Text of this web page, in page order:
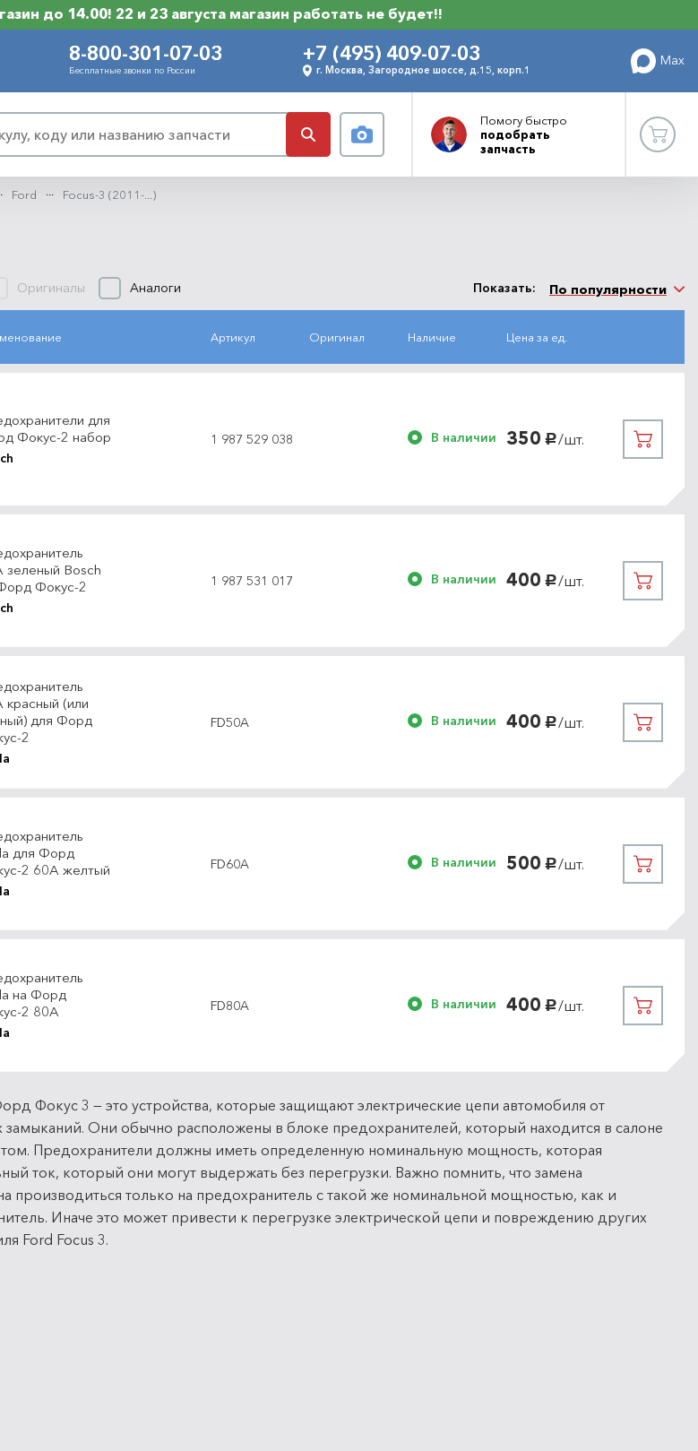
до 14.00! 22 и 23 августа магазин работать не будет!!
8-800-301-07-03
Бесплатные звонки по России
+7 (495) 409-07-03
г. Москва, Загородное шоссе, д.15, корп.1
Max
Помогу быстро
подобрать
запчасть
Ford Focus-3 (2011-...)
Оригиналы Аналоги Показать: По популярности
Артикул Оригинал Наличие Цена за ед.
для
Фокус-2 набор
1 987 529 038 В наличии 350 руб./шт.
зеленый Bosch
Фокус-2
1 987 531 017 В наличии 400 руб./шт.
красный (или
для Форд
2
FD50A В наличии 400 руб./шт.
для Форд
2 60А желтый
FD60A В наличии 500 руб./шт.
на Форд
2 80А
FD80A В наличии 400 руб./шт.
Фокус 3 — это устройства, которые защищают электрические цепи автомобиля от
замыканий. Они обычно расположены в блоке предохранителей, который находится в салоне
Предохранители должны иметь определенную номинальную мощность, которая
ток, который они могут выдержать без перегрузки. Важно помнить, что замена
производиться только на предохранитель с такой же номинальной мощностью, как и
Иначе это может привести к перегрузке электрической цепи и повреждению других
Ford Focus 3.